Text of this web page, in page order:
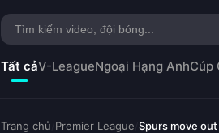
Tất cảV-LeagueNgoại Hạng AnhCúp
Trang chủ Premier League Spurs move